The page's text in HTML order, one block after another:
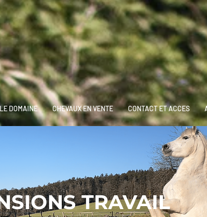
DOMAINE CHEVAUX EN VENTE CONTACT ET ACCES
TRAVAIL